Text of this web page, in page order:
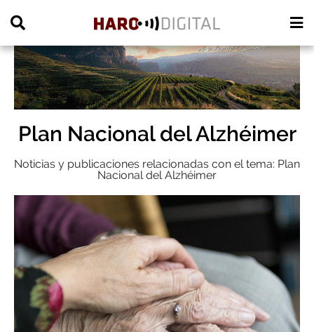
Plan Nacional del Alzhéimer
Noticias y publicaciones relacionadas con el tema: Plan
Nacional del Alzhéimer